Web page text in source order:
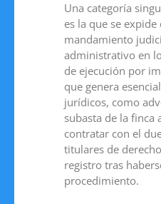
Una categoría
es la que se
mandamiento
administrativo en
de ejecución por
que genera
jurídicos, como
subasta de la finca
contratar con el
titulares de
registro tras
procedimiento.